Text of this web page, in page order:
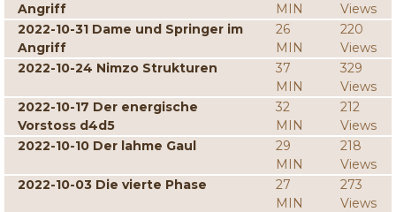
Angriff
MIN
Views
2022-10-31 Dame und Springer im
Angriff
26
MIN
220
Views
2022-10-24 Nimzo Strukturen
37
MIN
329
Views
2022-10-17 Der energische
Vorstoss d4d5
32
MIN
212
Views
2022-10-10 Der lahme Gaul
29
MIN
218
Views
2022-10-03 Die vierte Phase
27
MIN
273
Views